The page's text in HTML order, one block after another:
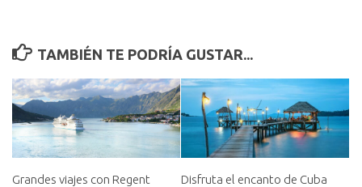
TAMBIÉN TE PODRÍA GUSTAR...
Grandes viajes con Regent
Disfruta el encanto de Cuba